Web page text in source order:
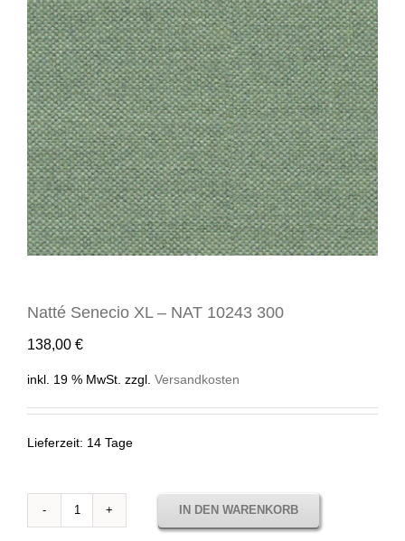
Natté Senecio XL – NAT 10243 300
138,00 €
inkl. 19 % MwSt. zzgl. Versandkosten
Lieferzeit: 14 Tage
Natté
IN DEN WARENKORB